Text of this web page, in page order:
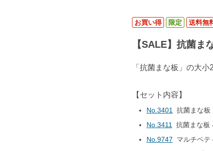
お買い得 限定 送料無
【SALE】抗菌ま
「抗菌まな板」の大
【セット内容】
No.3401 抗菌まな板
No.3411 抗菌まな板
No.9747
マルチペテ